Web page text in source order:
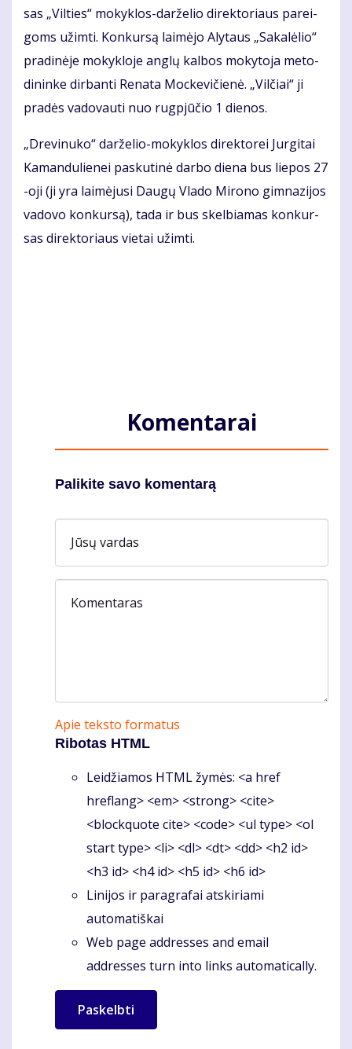
sas „Vil­ties“ mo­kyk­los-dar­že­lio di­rek­to­riaus pa­rei­
goms už­im­ti. Kon­kur­są lai­mė­jo Aly­taus „Sa­ka­lė­lio“
pra­di­nė­je mo­kyk­lo­je an­glų kal­bos mo­ky­to­ja me­to­
di­nin­ke dir­ban­ti Re­na­ta Moc­ke­vi­čie­nė. „Vil­čiai“ ji
pra­dės va­do­vau­ti nuo rug­pjū­čio 1 die­nos.
„Dre­vi­nu­ko“ dar­že­lio-mo­kyk­los di­rek­to­rei Jur­gi­tai
Ka­man­du­lie­nei pas­ku­ti­nė dar­bo die­na bus lie­pos 27
-oji (ji yra lai­mė­ju­si Dau­gų Vla­do Mi­ro­no gim­na­zi­jos
va­do­vo kon­kur­są), ta­da ir bus skel­bia­mas kon­kur­
sas di­rek­to­riaus vie­tai už­im­ti.
Komentarai
Palikite savo komentarą
Jūsų vardas
Komentaras
Apie teksto formatus
Ribotas HTML
Leidžiamos HTML žymės: <a href
hreflang> <em> <strong> <cite>
<blockquote cite> <code> <ul type> <ol
start type> <li> <dl> <dt> <dd> <h2 id>
<h3 id> <h4 id> <h5 id> <h6 id>
Linijos ir paragrafai atskiriami
automatiškai
Web page addresses and email
addresses turn into links automatically.